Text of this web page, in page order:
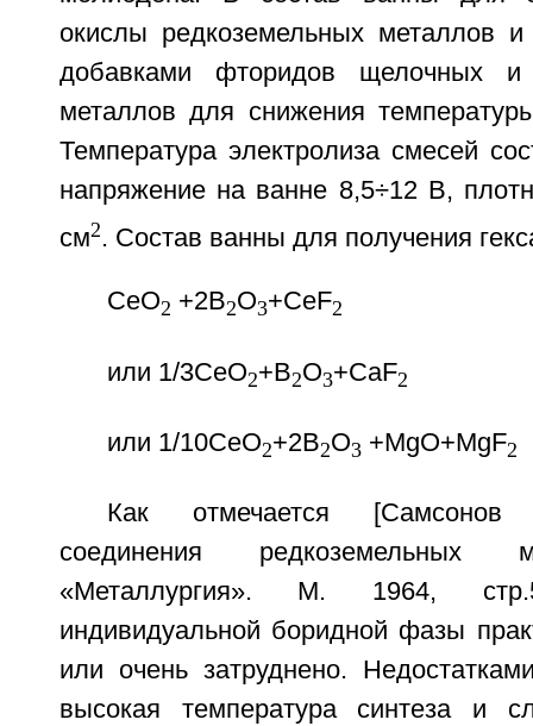
окислы редкоземельных металлов
добавками фторидов щелочных и
металлов для снижения
Температура электролиза смесей
напряжение на ванне 8,5÷12 В,
см2. Состав ванны для получения
СеO2 +2В2O3+CeF2
или 1/3СеО2+В2О3+CaF2
или 1/10CeO2+2B2O3 +MgO+MgF2
Как отмечается [Самсонов
соединения редкоземельных
«Металлургия». М. 1964,
индивидуальной боридной фазы
или очень затруднено.
высокая температура синтеза и